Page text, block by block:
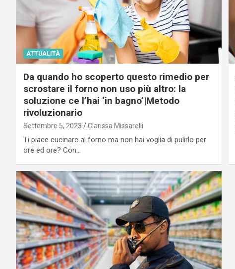
ATTUALITÀ
Da quando ho scoperto questo rimedio per
scrostare il forno non uso più altro: la
soluzione ce l’hai ‘in bagno’|Metodo
rivoluzionario
Settembre 5, 2023 Clarissa Missarelli
Ti piace cucinare al forno ma non hai voglia di pulirlo per
ore ed ore? Con…